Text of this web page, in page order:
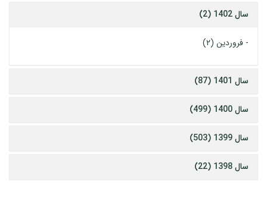
سال 1402 (2)
- فروردین (۲)
سال 1401 (87)
سال 1400 (499)
سال 1399 (503)
سال 1398 (22)